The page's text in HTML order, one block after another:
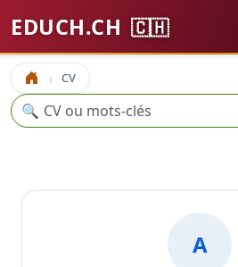
EDUCH.CH 🇨🇭
Accueil CV
Recherche
🔍
A